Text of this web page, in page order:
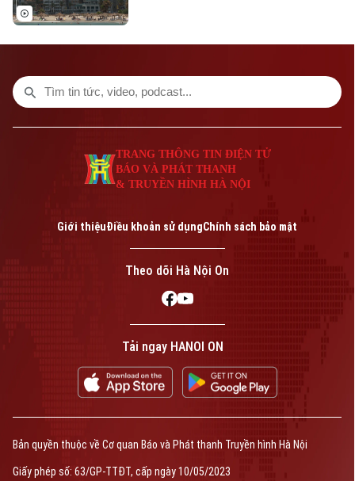
Liên hệ đường dây nóng (bấm để gọi)
Tòa soạn Tòa soạn
0865.116.699
phép số: Số 63/GP-TTDT, cấp ngày 10/05/2023
TRANG THÔNG TIN ĐIỆN TỬ
CỦA CƠ QUAN BÁO VÀ PHÁT THANH TRUYỀN HÌNH HÀ NỘI
Phó Giám đốc: Nguyễn Kim Khiêm, Nguyễn Minh Đức, Nguyễn Thành Lợi
TRANG THÔNG TIN ĐIỆN TỬ
BÁO VÀ PHÁT THANH
& TRUYỀN HÌNH HÀ NỘI
Giới thiệuĐiều khoản sử dụngChính sách bảo mật
Theo dõi Hà Nội On
Tải ngay HANOI ON
Bản quyền thuộc về Cơ quan Báo và Phát thanh Truyền hình Hà Nội
Giấy phép số: 63/GP-TTĐT, cấp ngày 10/05/2023